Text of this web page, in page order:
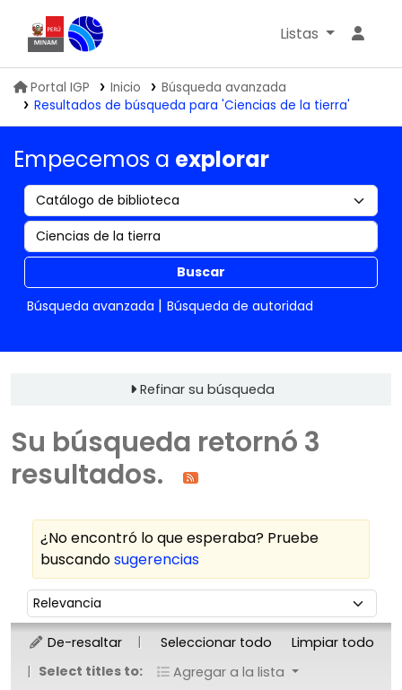
Biblioteca IGP
Listas
Portal IGP Inicio
Búsqueda avanzada
Resultados de búsqueda para 'Ciencias de la tierra'
Empecemos a explorar
Buscar
Búsqueda avanzada
Búsqueda de autoridad
Refinar su búsqueda
Su búsqueda retornó 3
resultados.
¿No encontró lo que esperaba? Pruebe
buscandosugerencias
Ordenar
Ordenar por:
De-resaltar Seleccionar todo
Limpiar todo
Select titles to:
Agregar a la lista